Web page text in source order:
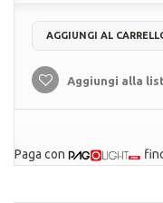
AGGIUNGI AL
Aggiungi alla
Paga con